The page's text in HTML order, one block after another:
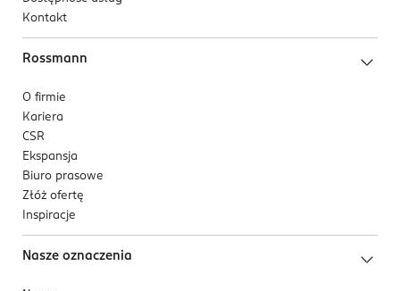
Kontakt
Rossmann
O firmie
Kariera
CSR
Ekspansja
Biuro prasowe
Złóż ofertę
Inspiracje
Nasze oznaczenia